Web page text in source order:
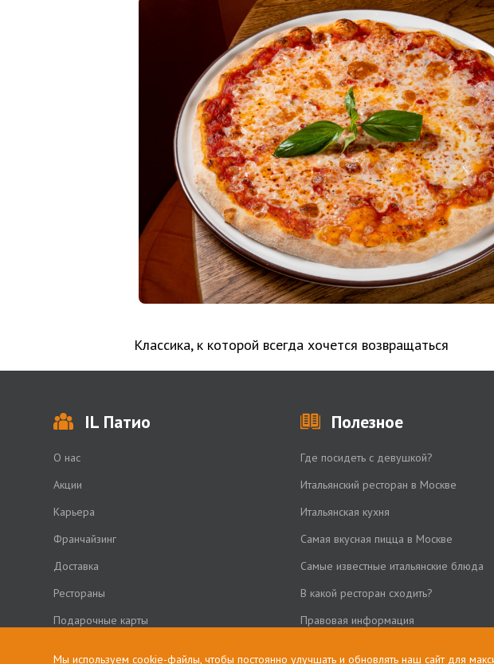
Классика, к которой всегда хочется возвращаться
IL Патио
О нас
Акции
Карьера
Франчайзинг
Доставка
Рестораны
Подарочные карты
Полезное
Где посидеть с девушкой?
Итальянский ресторан в Москве
Итальянская кухня
Самая вкусная пицца в Москве
Самые известные итальянские блюда
В какой ресторан сходить?
Правовая информация
Мы используем cookie-файлы, чтобы постоянно улучшать и обновлять наш сайт для